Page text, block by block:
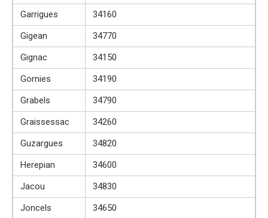
Garrigues
34160
Gigean
34770
Gignac
34150
Gornies
34190
Grabels
34790
Graissessac
34260
Guzargues
34820
Herepian
34600
Jacou
34830
Joncels
34650